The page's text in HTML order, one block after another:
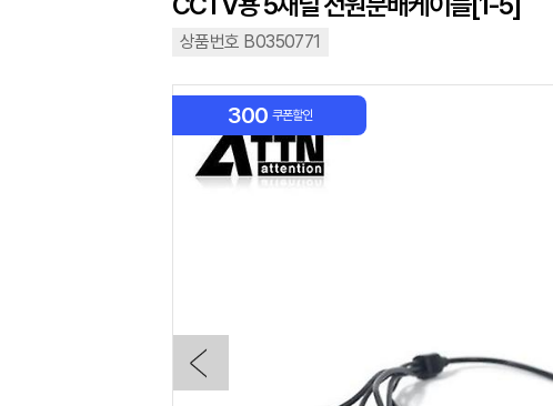
상품번호 B0350771
300 쿠폰할인